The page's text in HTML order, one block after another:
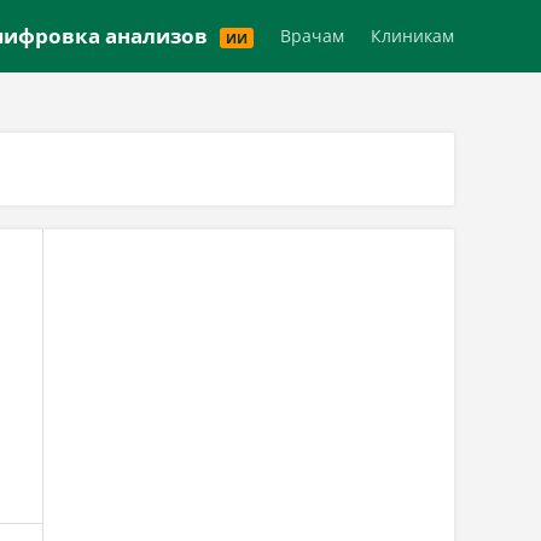
анализов ИИ Врачам Клиникам